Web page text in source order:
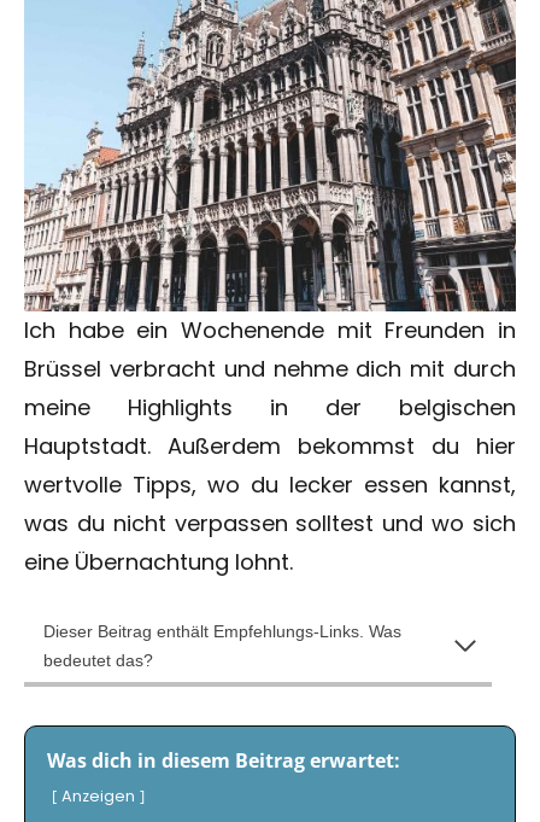
Ich habe ein Wochenende mit Freunden in
Brüssel verbracht und nehme dich mit durch
meine Highlights in der belgischen
Hauptstadt. Außerdem bekommst du hier
wertvolle Tipps, wo du lecker essen kannst,
was du nicht verpassen solltest und wo sich
eine Übernachtung lohnt.
Dieser Beitrag enthält Empfehlungs-Links. Was
bedeutet das?
Was dich in diesem Beitrag erwartet:
Anzeigen